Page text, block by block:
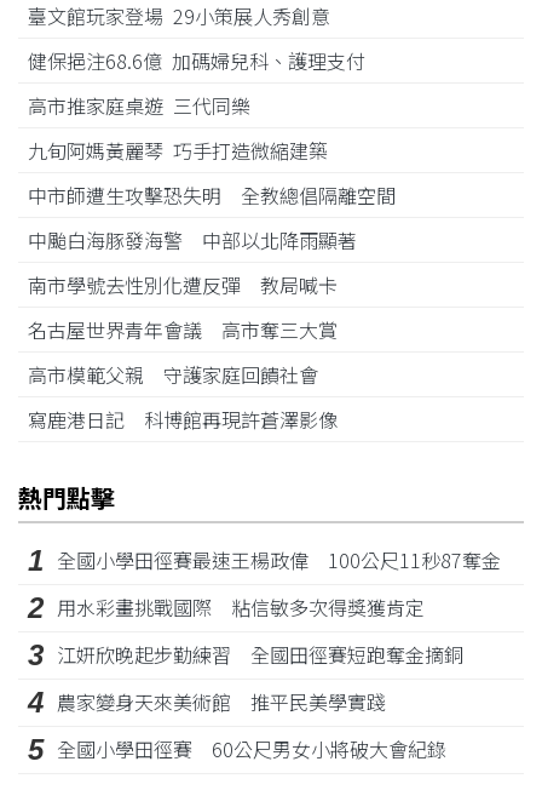
臺文館玩家登場 29小策展人秀創意
健保挹注68.6億 加碼婦兒科、護理支付
高市推家庭桌遊 三代同樂
九旬阿媽黃麗琴 巧手打造微縮建築
中市師遭生攻擊恐失明 全教總倡隔離空間
中颱白海豚發海警 中部以北降雨顯著
南市學號去性別化遭反彈 教局喊卡
名古屋世界青年會議 高市奪三大賞
高市模範父親 守護家庭回饋社會
寫鹿港日記 科博館再現許蒼澤影像
熱門點擊
1 全國小學田徑賽最速王楊政偉 100公尺11秒87奪金
2 用水彩畫挑戰國際 粘信敏多次得獎獲肯定
3 江姸欣晚起步勤練習 全國田徑賽短跑奪金摘銅
4 農家變身天來美術館 推平民美學實踐
5 全國小學田徑賽 60公尺男女小將破大會紀錄